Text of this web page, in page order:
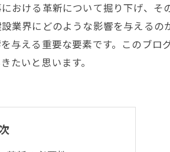
おける革新について掘り下げ、そ
業界にどのような影響を与えるの
与える重要な要素です。このブロ
たいと思います。